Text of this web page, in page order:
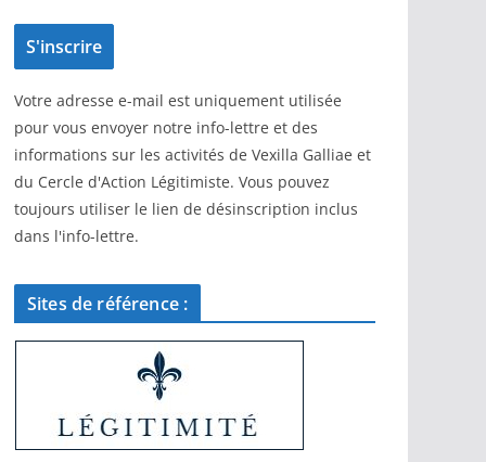
Votre adresse e-mail est uniquement utilisée
pour vous envoyer notre info-lettre et des
informations sur les activités de Vexilla Galliae et
du Cercle d'Action Légitimiste. Vous pouvez
toujours utiliser le lien de désinscription inclus
dans l'info-lettre.
Sites de référence :